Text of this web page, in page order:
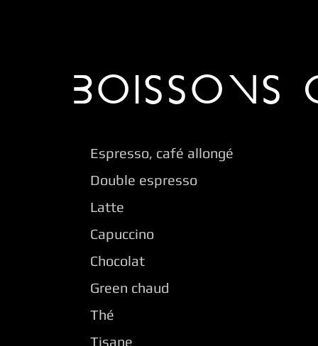
BOISSONS
Espresso, café allongé
Double espresso
Latte
Capuccino
Chocolat
Green chaud
Thé
Tisane